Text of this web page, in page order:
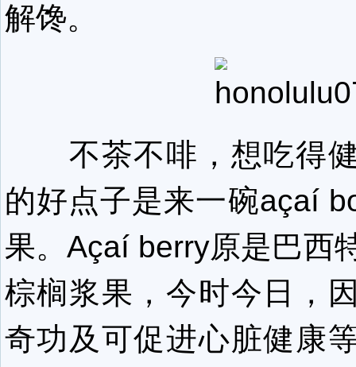
解馋。
不茶不啡，想吃得健
的好点子是来一碗açaí
果。Açaí berry原是巴西
棕榈浆果，今时今日，
奇功及可促进心脏健康